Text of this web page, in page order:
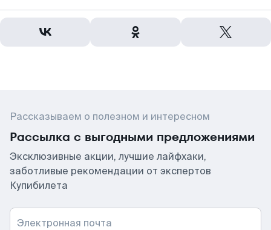
Рассказываем о полезном и интересном
Рассылка с выгодными предложениями
Эксклюзивные акции, лучшие лайфхаки,
заботливые рекомендации от экспертов
Купибилета
Электронная почта